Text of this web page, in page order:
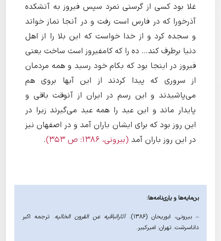
غلا بود کسى از گرسنى نمرد سپس فیروز به آتشکده
آذرخورا که در فارس است رفت و در آنجا نماز خواند
و سجده کرد و از خدا خواست که این بلا را از اهل
دنیا برطرف کند… ده را که کامفیروز است ساخت یعنى
فیروز در اینجا بود که بکام خود رسید و همه مردمان
از سرورى که پیدا کردند از این آبها بروى هم
مى‌پاشیدند و این رسم در ایران از آنوقت باقى و
پایدار ماند و این عید را همه عید مى‌گیرند زیرا در
این روز بود که براى ایشان باران آمد و در اصفهان نیز
در این روز باران آمد (بیرونی، ١۳۸۶: ص ۳۵۳) .
بن‌مایه‌ها و یاری‌نامه‌ها:
– بیرونی، ابوریحان (١۳۸۶). آثارالباقیه عن القرون الخالیه. ترجمه اکبر
داناسرشت. تهران: امیرکبیر.